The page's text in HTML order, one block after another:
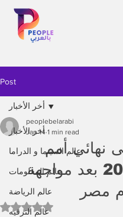
Post
أخر الأخبار
عالم السينما و الدراما
عالم المعلومات
عالم الرياضة
عالم الترفيه
أخر الأخبار
نهائي أمم
إفريقيا 2025 بعد مواجهة
مصر
peoplebelarabi
Jan 14 1 min read
Rated NaN out of 5 stars.